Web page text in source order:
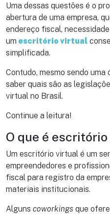
Uma dessas questões é o
abertura de uma empresa,
endereço fiscal,
um escritório virtual
simplificada.
Contudo, mesmo sendo
saber quais são as
virtual no Brasil.
Continue a leitura!
O que é
Um escritório virtual é um
empreendedores e
fiscal para registro da
materiais institucionais.
Alguns coworkings que